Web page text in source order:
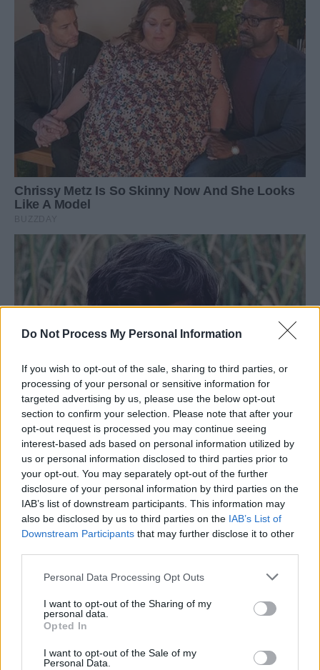
Do Not Process My Personal Information
If you wish to opt-out of the sale, sharing to third parties, or
processing of your personal or sensitive information for
targeted advertising by us, please use the below opt-out
section to confirm your selection. Please note that after your
opt-out request is processed you may continue seeing
interest-based ads based on personal information utilized by
us or personal information disclosed to third parties prior to
your opt-out. You may separately opt-out of the further
disclosure of your personal information by third parties on the
IAB’s list of downstream participants. This information may
also be disclosed by us to third parties on the IAB’s List of
Downstream Participants that may further disclose it to other
Personal Data Processing Opt Outs
I want to opt-out of the Sharing of my
personal data.
Opted In
I want to opt-out of the Sale of my
Personal Data.